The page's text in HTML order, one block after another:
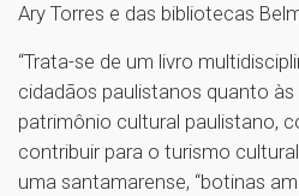
Ary Torres e das bibliotecas
“Trata-se de um livro
cidadãos paulistanos quanto
patrimônio cultural paulistano,
contribuir para o turismo
uma santamarense, “botinas